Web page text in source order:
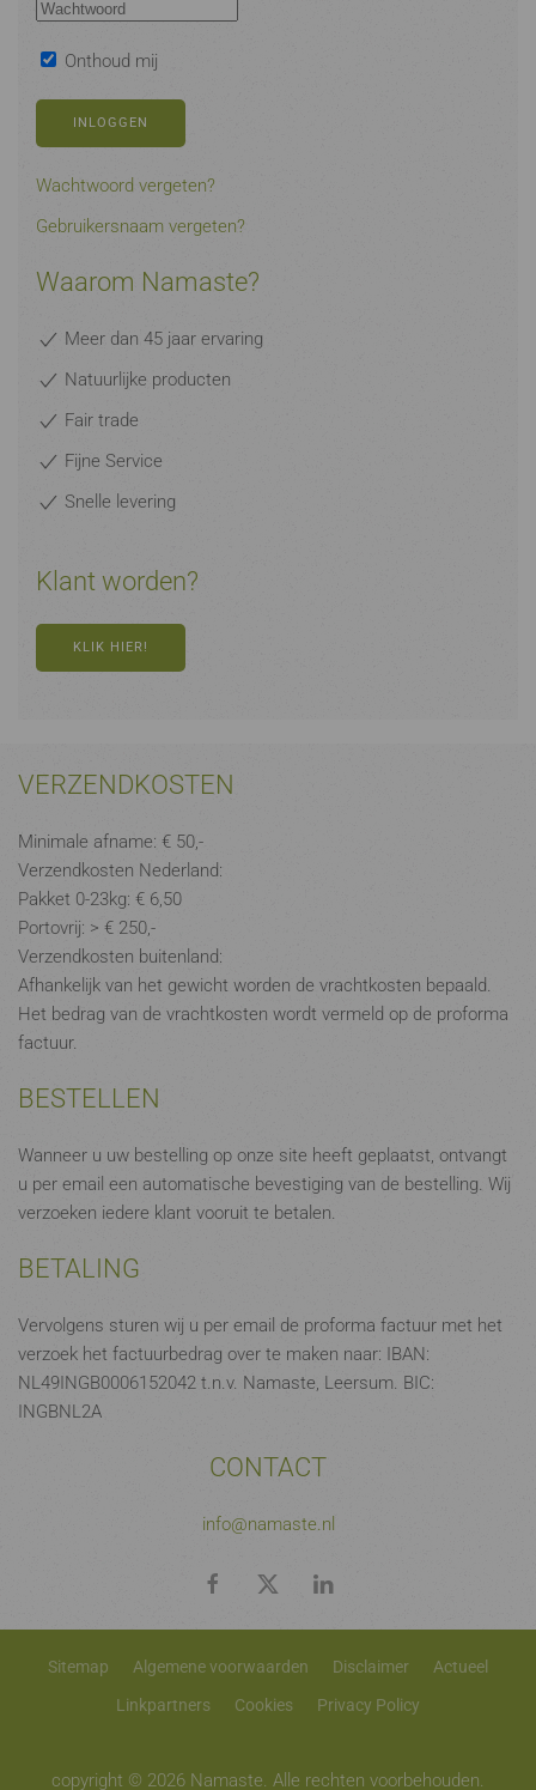
Onthoud mij
INLOGGEN
Wachtwoord vergeten?
Gebruikersnaam vergeten?
Waarom Namaste?
Meer dan 45 jaar ervaring
Natuurlijke producten
Fair trade
Fijne Service
Snelle levering
Klant worden?
KLIK HIER!
VERZENDKOSTEN
Minimale afname: € 50,-
Verzendkosten Nederland:
Pakket 0-23kg: € 6,50
Portovrij: > € 250,-
Verzendkosten buitenland:
Afhankelijk van het gewicht worden de vrachtkosten bepaald.
Het bedrag van de vrachtkosten wordt vermeld op de proforma
factuur.
BESTELLEN
Wanneer u uw bestelling op onze site heeft geplaatst, ontvangt
u per email een automatische bevestiging van de bestelling. Wij
verzoeken iedere klant vooruit te betalen.
BETALING
Vervolgens sturen wij u per email de proforma factuur met het
verzoek het factuurbedrag over te maken naar: IBAN:
NL49INGB0006152042 t.n.v. Namaste, Leersum. BIC:
INGBNL2A
CONTACT
info@namaste.nl
Sitemap Algemene voorwaarden Disclaimer
Actueel
Linkpartners
Cookies Privacy Policy
copyright © 2026 Namaste. Alle rechten voorbehouden.